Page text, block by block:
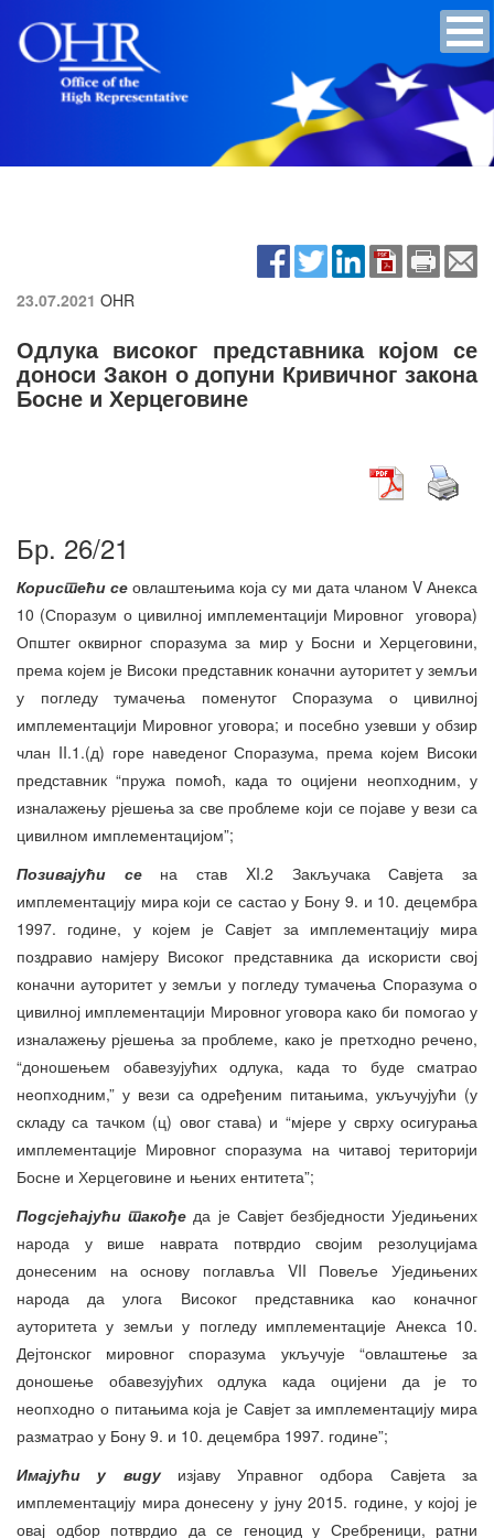
23.07.2021 OHR
Одлука високог представника којом се
доноси Закон о допуни Кривичног закона
Босне и Херцеговине
Бр. 26/21
Користећи сеовлаштењима која су ми дата чланом V Анекса
10 (Споразум о цивилној имплементацији Мировног уговора)
Општег оквирног споразума за мир у Босни и Херцеговини,
према којем је Високи представник коначни ауторитет у земљи
у погледу тумачења поменутог Споразума о цивилној
имплементацији Мировног уговора; и посебно узевши у обзир
члан II.1.(д) горе наведеног Споразума, према којем Високи
представник “пружа помоћ, када то оцијени неопходним, у
изналажењу рјешења за све проблеме који се појаве у вези са
цивилном имплементацијом”;
Позивајући се на став XI.2 Закључака Савјета за
имплементацију мира који се састао у Бону 9. и 10. децембра
1997. године, у којем је Савјет за имплементацију мира
поздравио намјеру Високог представника да искористи свој
коначни ауторитет у земљи у погледу тумачења Споразума о
цивилној имплементацији Мировног уговора како би помогао у
изналажењу рјешења за проблеме, како је претходно речено,
“доношењем обавезујућих одлука, када то буде сматрао
неопходним,” у вези са одређеним питањима, укључујући (у
складу са тачком (ц) овог става) и “мјере у сврху осигурања
имплементације Мировног споразума на читавој територији
Босне и Херцеговине и њених ентитета”;
Подсјећајући такође да је Савјет безбједности Уједињених
народа у више наврата потврдио својим резолуцијама
донесеним на основу поглавља VII Повеље Уједињених
народа да улога Високог представника као коначног
ауторитета у земљи у погледу имплементације Анекса 10.
Дејтонског мировног споразума укључује “овлаштење за
доношење обавезујућих одлука када оцијени да је то
неопходно о питањима која је Савјет за имплементацију мира
разматрао у Бону 9. и 10. децембра 1997. године”;
Имајући у виду изјаву Управног одбора Савјета за
имплементацију мира донесену у јуну 2015. године, у којој је
овај одбор потврдио да се геноцид у Сребреници, ратни